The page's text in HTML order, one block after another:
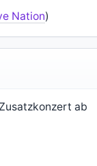
Nation)
ab